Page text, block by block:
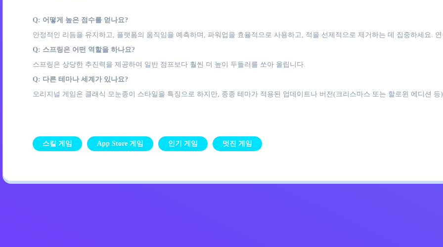
Q: 어떻게 높은 점수를 얻나요?
안정적인 리듬을 유지하고, 플랫폼의 움직임을 예측하며, 파워업을 효율적으로 사용하고, 적을 선제적으로 제거하는 데 집중하세요.
Q: 스프링은 어떤 역할을 하나요?
스프링은 상당한 추진력을 제공하여 일반 점프보다 훨씬 더 높이 두들러를 쏘아 올립니다.
Q: 다른 테마나 세계가 있나요?
오리지널 게임은 클래식 모눈종이 스타일을 특징으로 하지만, 종종 테마가 적용된 업데이트나 버전(크리스마스 또는 할로윈 에디션
스킬 게임 App Store 게임 인기 게임 멋진 게임